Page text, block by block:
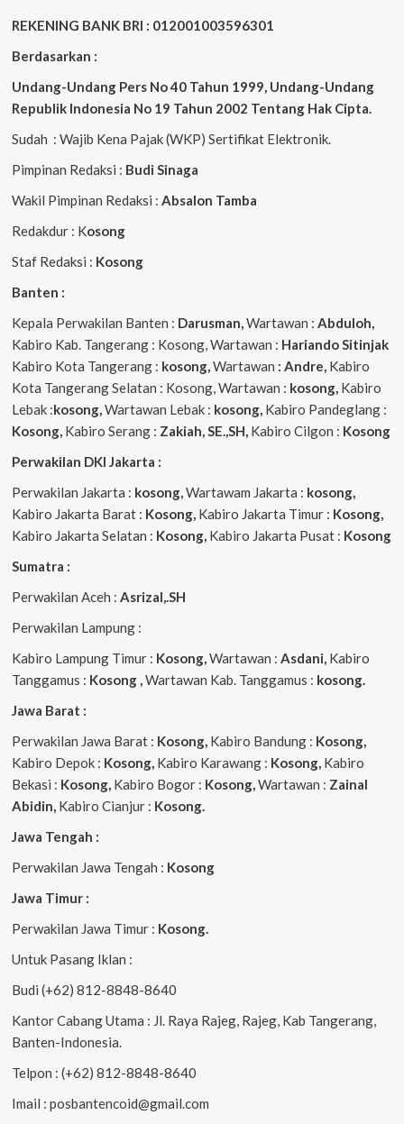
REKENING BANK BRI : 012001003596301
Berdasarkan :
Undang-Undang Pers No 40 Tahun 1999, Undang-Undang
Republik Indonesia No 19 Tahun 2002 Tentang Hak Cipta.
Sudah : Wajib Kena Pajak (WKP) Sertifikat Elektronik.
Pimpinan Redaksi : Budi Sinaga
Wakil Pimpinan Redaksi : Absalon Tamba
Redakdur : Kosong
Staf Redaksi : Kosong
Banten :
Kepala Perwakilan Banten : Darusman,Wartawan : Abduloh,
Kabiro Kab. Tangerang : Kosong, Wartawan : Hariando Sitinjak
Kabiro Kota Tangerang : kosong,Wartawan : Andre, Kabiro
Kota Tangerang Selatan : Kosong, Wartawan : kosong, Kabiro
Lebak :kosong,Wartawan Lebak : kosong, Kabiro Pandeglang :
Kosong, Kabiro Serang : Zakiah, SE.,SH, Kabiro Cilgon : Kosong
Perwakilan DKI Jakarta :
Perwakilan Jakarta : kosong,Wartawam Jakarta : kosong,
Kabiro Jakarta Barat : Kosong, Kabiro Jakarta Timur : Kosong,
Kabiro Jakarta Selatan : Kosong, Kabiro Jakarta Pusat : Kosong
Sumatra :
Perwakilan Aceh : Asrizal,.SH
Perwakilan Lampung :
Kabiro Lampung Timur : Kosong,Wartawan : Asdani, Kabiro
Tanggamus : Kosong ,Wartawan Kab. Tanggamus : kosong.
Jawa Barat :
Perwakilan Jawa Barat : Kosong,Kabiro Bandung : Kosong,
Kabiro Depok : Kosong,Kabiro Karawang : Kosong,Kabiro
Bekasi : Kosong,Kabiro Bogor : Kosong,Wartawan : Zainal
Abidin,Kabiro Cianjur : Kosong.
Jawa Tengah :
Perwakilan Jawa Tengah : Kosong
Jawa Timur :
Perwakilan Jawa Timur : Kosong.
Untuk Pasang Iklan :
Budi (+62) 812-8848-8640
Kantor Cabang Utama : Jl. Raya Rajeg, Rajeg, Kab Tangerang,
Banten-Indonesia.
Telpon : (+62) 812-8848-8640
Imail : posbantencoid@gmail.com